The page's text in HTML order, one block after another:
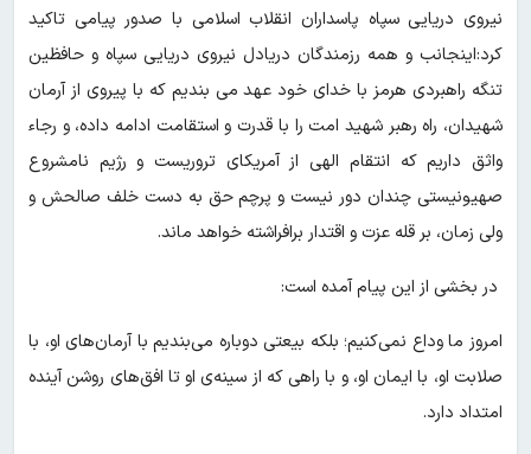
نیروی دریایی سپاه پاسداران انقلاب اسلامی با صدور پیامی تاکید
کرد:اینجانب و همه رزمندگان دریادل نیروی دریایی سپاه و حافظین
تنگه راهبردی هرمز با خدای خود عهد می بندیم که با پیروی از آرمان
شهیدان، راه رهبر شهید امت را با قدرت و استقامت ادامه داده، و رجاء
واثق داریم که انتقام الهی از آمریکای تروریست و رژیم نامشروع
صهیونیستی چندان دور نیست و پرچم حق به دست خلف صالحش و
ولی زمان، بر قله عزت و اقتدار برافراشته خواهد ماند.
در بخشی از این پیام آمده است:
امروز ما وداع نمی‌کنیم؛ بلکه بیعتی دوباره می‌بندیم با آرمان‌های او، با
صلابت او، با ایمان او، و با راهی که از سینه‌ی او تا افق‌های روشن آینده
امتداد دارد.